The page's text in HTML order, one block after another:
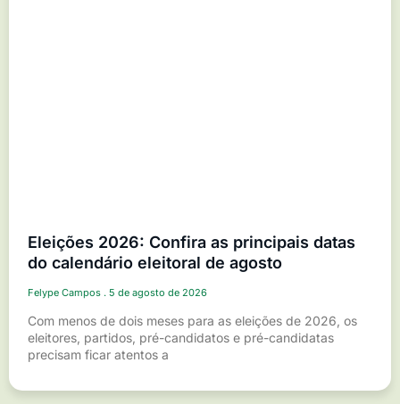
Eleições 2026: Confira as principais datas
do calendário eleitoral de agosto
Felype Campos 5 de agosto de 2026
Com menos de dois meses para as eleições de 2026, os
eleitores, partidos, pré-candidatos e pré-candidatas
precisam ficar atentos a